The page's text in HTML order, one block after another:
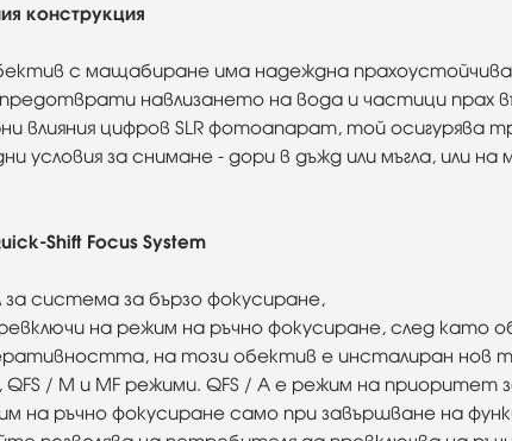
конструкция
с мащабиране има надеждна
предотврати навлизането на вода и частици
влияния цифров SLR фотоапарат, той осигурява
условия за снимане - дори в дъжд или мъгла, или
Shift Focus System
система за бързо фокусиране,
на режим на ръчно фокусиране, след
на този обектив е инсталиран нов
QFS / M и MF режими. QFS / A е режим на
на ръчно фокусиране само при завършване на